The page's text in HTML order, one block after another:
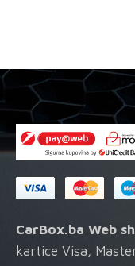
CarBox.ba Web
kartice Visa,